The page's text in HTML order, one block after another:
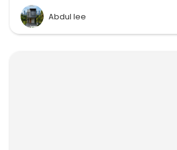
Abdul lee